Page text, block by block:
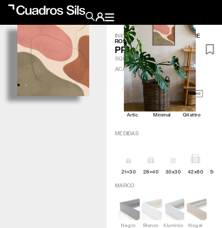
Obra Pictórica
Obra Gráfica
INICIO/OBRA GRÁFICA
PRAIRIE
ROSE 8
PRAIRIE ROSE 8
SQ801
ACABADO
?
Artic Minimal Q4attro
MEDIDAS
21×30 28×40 30x30 42x60
MARCO
Negro Blanco Aluminio Nogal